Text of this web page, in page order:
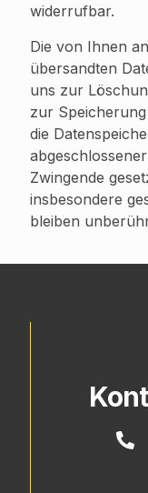
widerrufbar.
Die von Ihnen
übersandten
uns zur
zur
die
Zwingende
insbesondere
bleiben